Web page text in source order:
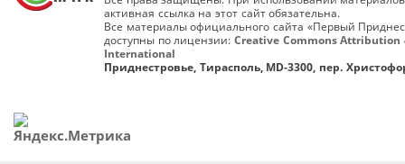
активная ссылка на этот сайт обязательна.
Все материалы официального сайта «Первый
доступны по лицензии: Creative Commons Attribution
International
Приднестровье, Тирасполь, MD-3300, пер.